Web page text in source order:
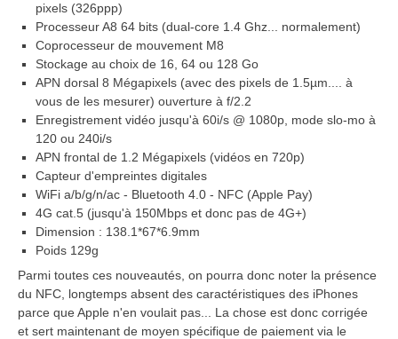
pixels (326ppp)
Processeur A8 64 bits (dual-core 1.4 Ghz... normalement)
Coprocesseur de mouvement M8
Stockage au choix de 16, 64 ou 128 Go
APN dorsal 8 Mégapixels (avec des pixels de 1.5µm.... à
vous de les mesurer) ouverture à f/2.2
Enregistrement vidéo jusqu'à 60i/s @ 1080p, mode slo-mo à
120 ou 240i/s
APN frontal de 1.2 Mégapixels (vidéos en 720p)
Capteur d'empreintes digitales
WiFi a/b/g/n/ac - Bluetooth 4.0 - NFC (Apple Pay)
4G cat.5 (jusqu'à 150Mbps et donc pas de 4G+)
Dimension : 138.1*67*6.9mm
Poids 129g
Parmi toutes ces nouveautés, on pourra donc noter la présence
du NFC, longtemps absent des caractéristiques des iPhones
parce que Apple n'en voulait pas... La chose est donc corrigée
et sert maintenant de moyen spécifique de paiement via le